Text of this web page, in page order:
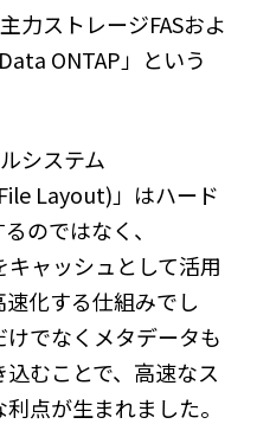
力ストレージFASおよ
ONTAP」という
システム
Layout)」はハード
のではなく、
キャッシュとして活用
化する仕組みでし
でなくメタデータも
むことで、高速なス
点が生まれました。